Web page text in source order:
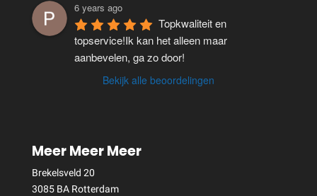
6 years ago
Topkwaliteit en
topservice!Ik kan het alleen maar
aanbevelen, ga zo door!
Bekijk alle beoordelingen
Meer Meer Meer
Brekelsveld 20
3085 BA Rotterdam